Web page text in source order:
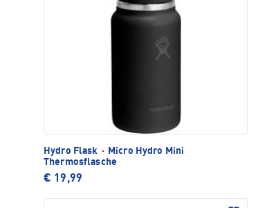
Hydro Flask ·
Micro Hydro Mini
Thermosflasche
€ 19,99